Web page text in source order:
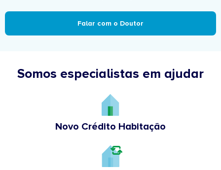
Falar com o Doutor
Somos especialistas em ajudar
Novo Crédito Habitação